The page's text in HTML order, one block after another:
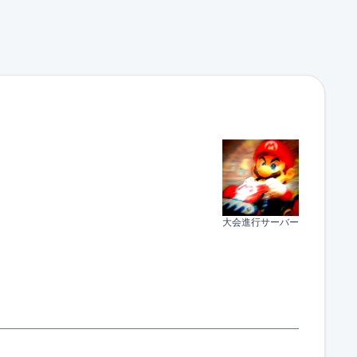
大会進行サーバー